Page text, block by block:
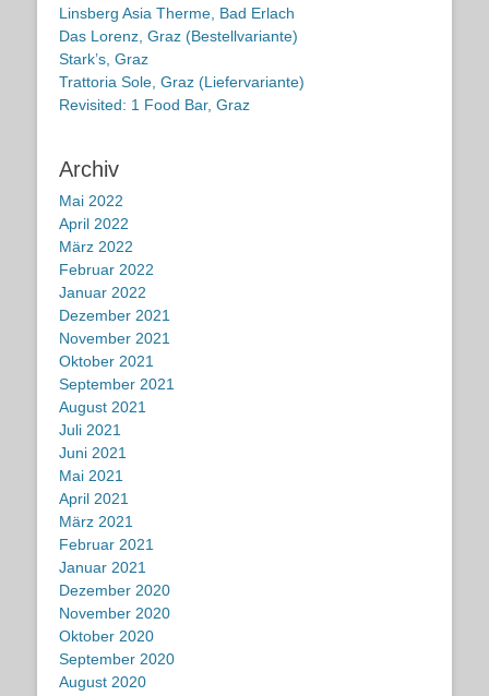
Linsberg Asia Therme, Bad Erlach
Das Lorenz, Graz (Bestellvariante)
Stark’s, Graz
Trattoria Sole, Graz (Liefervariante)
Revisited: 1 Food Bar, Graz
Archiv
Mai 2022
April 2022
März 2022
Februar 2022
Januar 2022
Dezember 2021
November 2021
Oktober 2021
September 2021
August 2021
Juli 2021
Juni 2021
Mai 2021
April 2021
März 2021
Februar 2021
Januar 2021
Dezember 2020
November 2020
Oktober 2020
September 2020
August 2020